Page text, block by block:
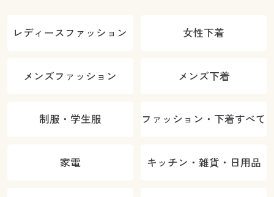
レディースファッション 女性下着
メンズファッション メンズ下着
制服・学生服 ファッション・下着すべて
家電 キッチン・雑貨・日用品